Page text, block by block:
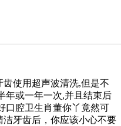
使用超声波清洗,但是不
年或一年一次,并且结束后
口腔卫生肖董你丫竟然可
洁牙齿后，你应该小心不要